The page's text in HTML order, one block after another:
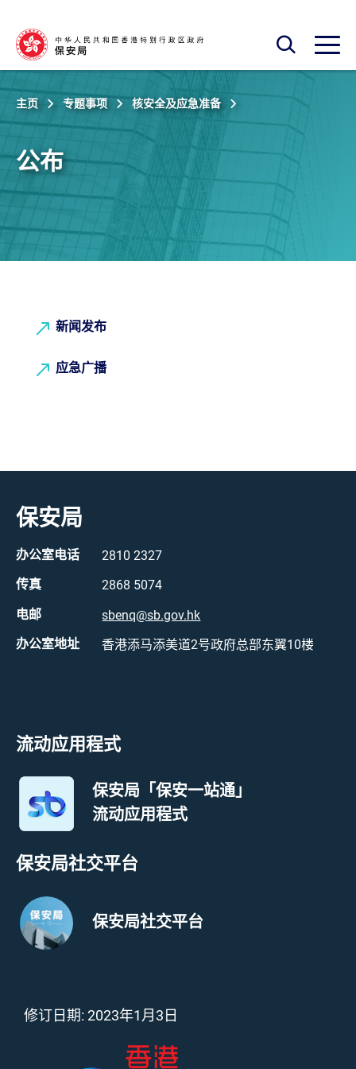
开启搜寻框
开启
主页 专题事项 核安全及应急准备
公布
新闻发布
应急广播
保安局
办公室电话 2810 2327
传真 2868 5074
电邮 sbenq@sb.gov.hk
办公室地址 香港添马添美道2号政府总部东翼10楼
流动应用程式
保安局「保安一站通」
流动应用程式
保安局社交平台
保安局社交平台
修订日期:2023年1月3日